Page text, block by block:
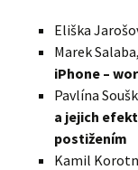
Eliška
Marek
iPhone –
Pavlína
a jejich
postižením
Kamil